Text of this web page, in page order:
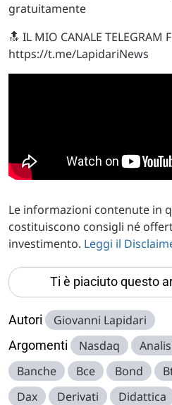
gratuitamente
🔝 IL MIO CANALE TELEGRAM
https://t.me/LapidariNews
Le informazioni contenute in
costituiscono consigli né
investimento. Leggi il
Ti è piaciuto questo
Autori Giovanni Lapidari
Argomenti Nasdaq
Banche
Bce Bond
Dax
Derivati Didattica